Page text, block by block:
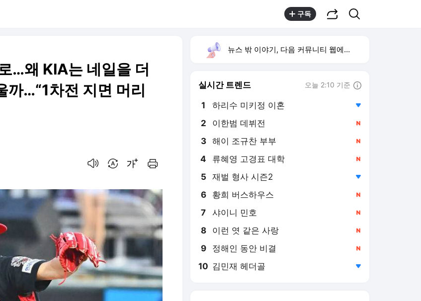
구독
…왜 KIA는 네일을 더
까…“1차전 지면 머리
뉴스 밖 이야기, 다음 커뮤니티 웹에서 보기
실시간 트렌드 오늘 2:10 기준
1 하리수 미키정 이혼
2 이한범 데뷔전
3 해이 조규찬 부부
4 류혜영 고경표 대학
5 재벌 형사 시즌2
6 황희 버스하우스
7 샤이니 민호
8 이런 엿 같은 사랑
9 정해인 동안 비결
10 김민재 헤더골